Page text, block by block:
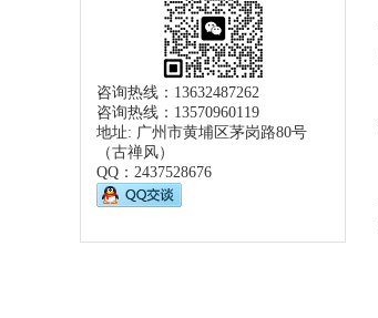
咨询热线：13632487262
咨询热线：13570960119
地址: 广州市黄埔区茅岗路80号
（古禅风）
QQ： 2437528676